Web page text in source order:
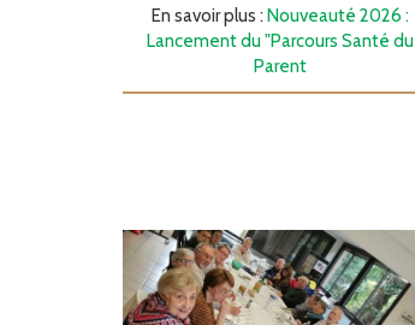
En savoir plus :Nouveauté 2026 :
Lancement du "Parcours Santé du
Parent